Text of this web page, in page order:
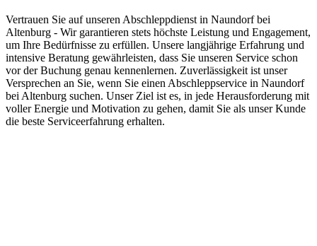
Vertrauen Sie auf unseren Abschleppdienst in Naundorf bei
Altenburg - Wir garantieren stets höchste Leistung und Engagement,
um Ihre Bedürfnisse zu erfüllen. Unsere langjährige Erfahrung und
intensive Beratung gewährleisten, dass Sie unseren Service schon
vor der Buchung genau kennenlernen. Zuverlässigkeit ist unser
Versprechen an Sie, wenn Sie einen Abschleppservice in Naundorf
bei Altenburg suchen. Unser Ziel ist es, in jede Herausforderung mit
voller Energie und Motivation zu gehen, damit Sie als unser Kunde
die beste Serviceerfahrung erhalten.